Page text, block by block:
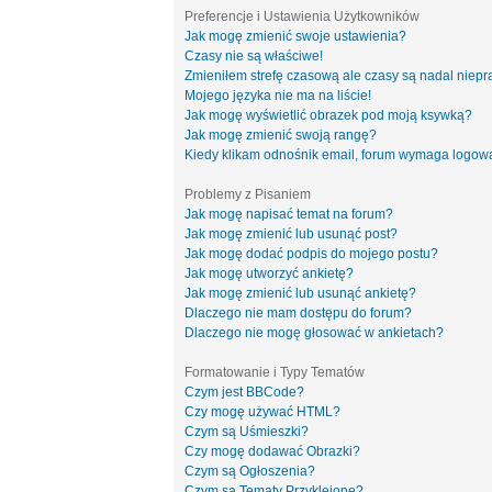
Preferencje i Ustawienia Użytkowników
Jak mogę zmienić swoje ustawienia?
Czasy nie są właściwe!
Zmieniłem strefę czasową ale czasy są nadal
Mojego języka nie ma na liście!
Jak mogę wyświetlić obrazek pod moją ksywką?
Jak mogę zmienić swoją rangę?
Kiedy klikam odnośnik email, forum wymaga
Problemy z Pisaniem
Jak mogę napisać temat na forum?
Jak mogę zmienić lub usunąć post?
Jak mogę dodać podpis do mojego postu?
Jak mogę utworzyć ankietę?
Jak mogę zmienić lub usunąć ankietę?
Dlaczego nie mam dostępu do forum?
Dlaczego nie mogę głosować w ankietach?
Formatowanie i Typy Tematów
Czym jest BBCode?
Czy mogę używać HTML?
Czym są Uśmieszki?
Czy mogę dodawać Obrazki?
Czym są Ogłoszenia?